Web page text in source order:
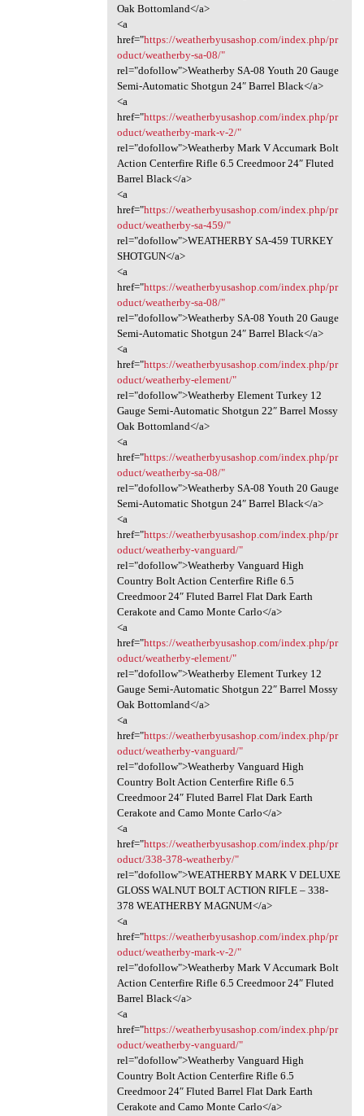
Oak Bottomland</a>
<a
href="https://weatherbyusashop.com/index.php/pr
oduct/weatherby-sa-08/"
rel="dofollow">Weatherby SA-08 Youth 20 Gauge
Semi-Automatic Shotgun 24″ Barrel Black</a>
<a
href="https://weatherbyusashop.com/index.php/pr
oduct/weatherby-mark-v-2/"
rel="dofollow">Weatherby Mark V Accumark Bolt
Action Centerfire Rifle 6.5 Creedmoor 24″ Fluted
Barrel Black</a>
<a
href="https://weatherbyusashop.com/index.php/pr
oduct/weatherby-sa-459/"
rel="dofollow">WEATHERBY SA-459 TURKEY
SHOTGUN</a>
<a
href="https://weatherbyusashop.com/index.php/pr
oduct/weatherby-sa-08/"
rel="dofollow">Weatherby SA-08 Youth 20 Gauge
Semi-Automatic Shotgun 24″ Barrel Black</a>
<a
href="https://weatherbyusashop.com/index.php/pr
oduct/weatherby-element/"
rel="dofollow">Weatherby Element Turkey 12
Gauge Semi-Automatic Shotgun 22″ Barrel Mossy
Oak Bottomland</a>
<a
href="https://weatherbyusashop.com/index.php/pr
oduct/weatherby-sa-08/"
rel="dofollow">Weatherby SA-08 Youth 20 Gauge
Semi-Automatic Shotgun 24″ Barrel Black</a>
<a
href="https://weatherbyusashop.com/index.php/pr
oduct/weatherby-vanguard/"
rel="dofollow">Weatherby Vanguard High
Country Bolt Action Centerfire Rifle 6.5
Creedmoor 24″ Fluted Barrel Flat Dark Earth
Cerakote and Camo Monte Carlo</a>
<a
href="https://weatherbyusashop.com/index.php/pr
oduct/weatherby-element/"
rel="dofollow">Weatherby Element Turkey 12
Gauge Semi-Automatic Shotgun 22″ Barrel Mossy
Oak Bottomland</a>
<a
href="https://weatherbyusashop.com/index.php/pr
oduct/weatherby-vanguard/"
rel="dofollow">Weatherby Vanguard High
Country Bolt Action Centerfire Rifle 6.5
Creedmoor 24″ Fluted Barrel Flat Dark Earth
Cerakote and Camo Monte Carlo</a>
<a
href="https://weatherbyusashop.com/index.php/pr
oduct/338-378-weatherby/"
rel="dofollow">WEATHERBY MARK V DELUXE
GLOSS WALNUT BOLT ACTION RIFLE – 338-
378 WEATHERBY MAGNUM</a>
<a
href="https://weatherbyusashop.com/index.php/pr
oduct/weatherby-mark-v-2/"
rel="dofollow">Weatherby Mark V Accumark Bolt
Action Centerfire Rifle 6.5 Creedmoor 24″ Fluted
Barrel Black</a>
<a
href="https://weatherbyusashop.com/index.php/pr
oduct/weatherby-vanguard/"
rel="dofollow">Weatherby Vanguard High
Country Bolt Action Centerfire Rifle 6.5
Creedmoor 24″ Fluted Barrel Flat Dark Earth
Cerakote and Camo Monte Carlo</a>